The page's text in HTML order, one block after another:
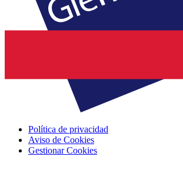
Política de privacidad
Aviso de Cookies
Gestionar Cookies